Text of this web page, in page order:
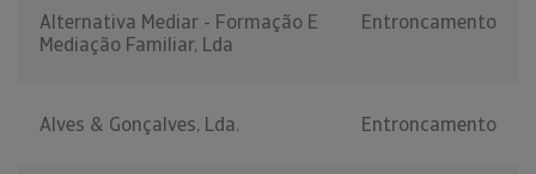
Alternativa Mediar - Formação E
Mediação Familiar, Lda
Entroncamento
Alves & Gonçalves, Lda. Entroncamento